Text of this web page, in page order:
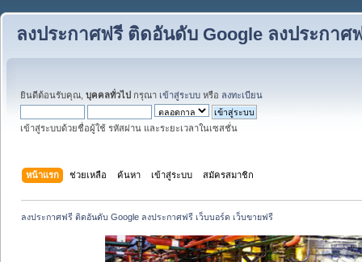
ลงประกาศฟรี ติดอันดับ Google ลงประกาศ
ยินดีต้อนรับคุณ, บุคคลทั่วไป กรุณา เข้าสู่ระบบ หรือ ลงทะเบียน
เข้าสู่ระบบด้วยชื่อผู้ใช้ รหัสผ่าน และระยะเวลาในเซสชั่น
หน้าแรก ช่วยเหลือ ค้นหา เข้าสู่ระบบ สมัครสมาชิก
ลงประกาศฟรี ติดอันดับ Google ลงประกาศฟรี เว็บบอร์ด เว็บขายฟรี